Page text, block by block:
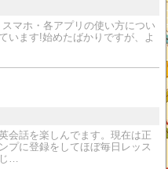
マホ・各アプリの使い方につい
います!始めたばかりですが、よ
会話を楽しんでます。現在は正
プに登録をしてほぼ毎日レッス
…